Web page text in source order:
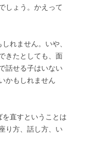
しょう。かえって
れません。いや、
きたとしても、面
話せる子はいない
かもしれません
直すということは
り方、話し方、い